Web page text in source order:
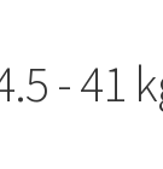
- 41